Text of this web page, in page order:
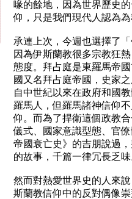
喙的餘地，因為世界歷史
仰，只是我們現代人認為
承連上次，今週也選擇了
因為伊斯蘭教很多宗教狂
態度。拜占庭是東羅馬帝
國又名拜占庭帝國，史家
自中世紀以來在政府和國
羅馬人，但羅馬諸神信仰
仰。而為了捍衛這個政教
儀式、國家意識型態、官
帝國衰亡史》的吉朋說過
的故事，千篇一律冗長乏
然而對熱愛世界史的人來
斯蘭教信仰中的反對偶像